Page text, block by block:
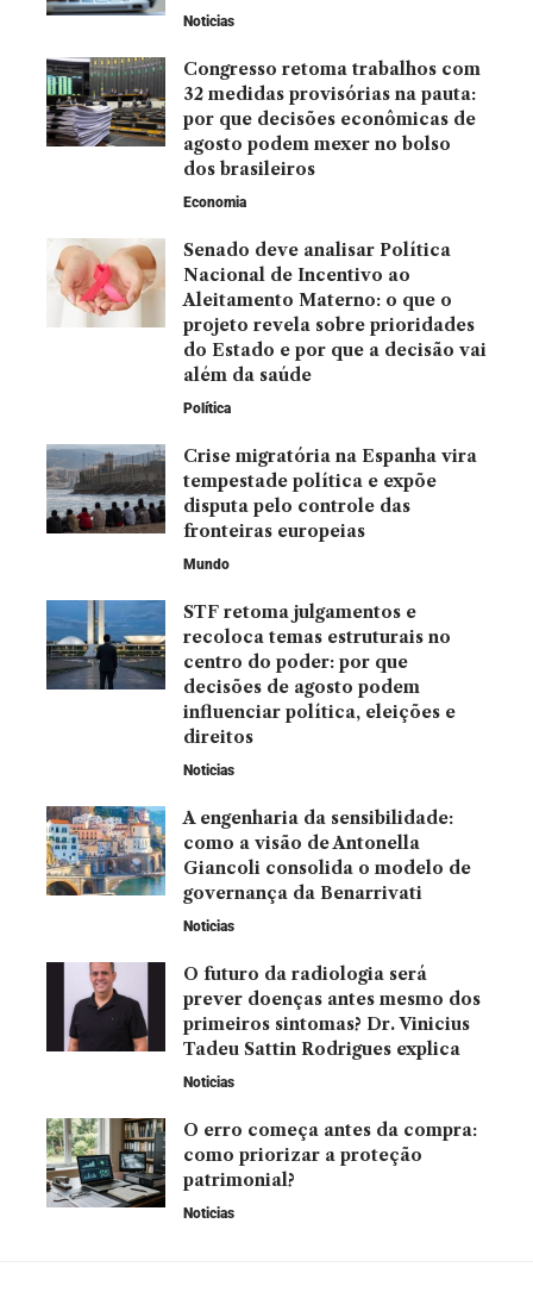
Noticias
Congresso retoma trabalhos com
32 medidas provisórias na pauta:
por que decisões econômicas de
agosto podem mexer no bolso
dos brasileiros
Economia
Senado deve analisar Política
Nacional de Incentivo ao
Aleitamento Materno: o que o
projeto revela sobre prioridades
do Estado e por que a decisão vai
além da saúde
Política
Crise migratória na Espanha vira
tempestade política e expõe
disputa pelo controle das
fronteiras europeias
Mundo
STF retoma julgamentos e
recoloca temas estruturais no
centro do poder: por que
decisões de agosto podem
influenciar política, eleições e
direitos
Noticias
A engenharia da sensibilidade:
como a visão de Antonella
Giancoli consolida o modelo de
governança da Benarrivati
Noticias
O futuro da radiologia será
prever doenças antes mesmo dos
primeiros sintomas? Dr. Vinicius
Tadeu Sattin Rodrigues explica
Noticias
O erro começa antes da compra:
como priorizar a proteção
patrimonial?
Noticias